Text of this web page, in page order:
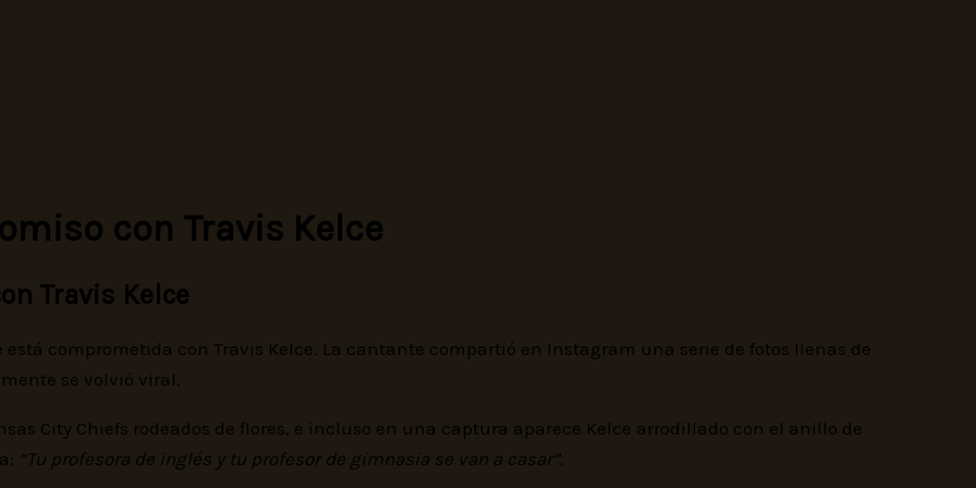
con Travis Kelce
Travis Kelce
comprometida con Travis Kelce. La cantante compartió en Instagram una serie de fotos llenas de
se volvió viral.
City Chiefs rodeados de flores, e incluso en una captura aparece Kelce arrodillado con el anillo de
“Tu profesora de inglés y tu profesor de gimnasia se van a casar”.